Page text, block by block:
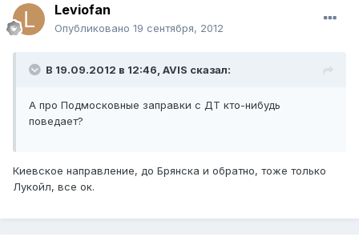
Leviofan
Опубликовано 19 сентября, 2012
В 19.09.2012 в 12:46, AVIS сказал:
А про Подмосковные заправки с ДТ кто-нибудь
поведает?
Киевское направление, до Брянска и обратно, тоже только
Лукойл, все ок.